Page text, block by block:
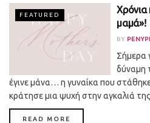
FEATURED
Χρόνια
μαμά»!
BY
Σήμερα
δύναμη
έγινε μάνα… η γυναίκα που
κράτησε μια ψυχή στην αγκαλιά της
READ MORE